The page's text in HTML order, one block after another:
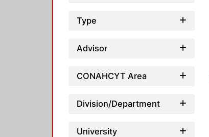
Type
Advisor
CONAHCYT Area
Division/Department
University